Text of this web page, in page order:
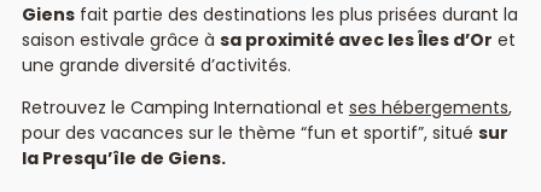
Giensfait partie des destinations les plus prisées durant la
saison estivale grâce à sa proximité avec les Îles d’Or et
une grande diversité d’activités.
Retrouvez le Camping International et ses hébergements,
pour des vacances sur le thème “fun et sportif”, situé sur
la Presqu’île de Giens.